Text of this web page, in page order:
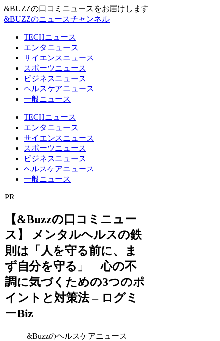
&BUZZの口コミニュースをお届けします
&BUZZのニュースチャンネル
TECHニュース
エンタニュース
サイエンスニュース
スポーツニュース
ビジネスニュース
ヘルスケアニュース
一般ニュース
TECHニュース
エンタニュース
サイエンスニュース
スポーツニュース
ビジネスニュース
ヘルスケアニュース
一般ニュース
PR
【&Buzzの口コミニュー
ス】 メンタルヘルスの鉄
則は「人を守る前に、ま
ず自分を守る」 心の不
調に気づくための3つのポ
イントと対策法 – ログミ
ーBiz
&Buzzのヘルスケアニュース